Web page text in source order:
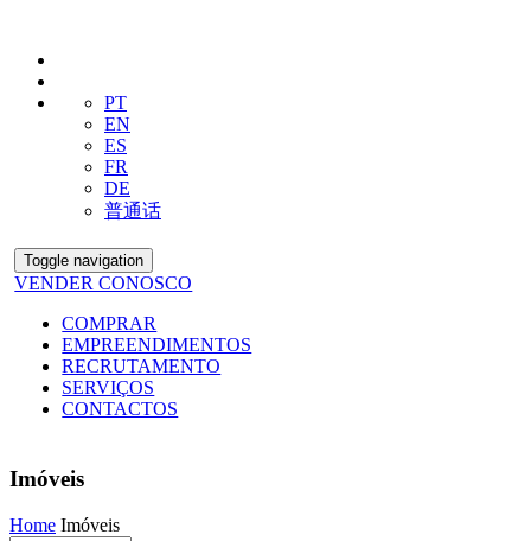
PT
EN
ES
FR
DE
普通话
Toggle navigation
VENDER CONOSCO
COMPRAR
EMPREENDIMENTOS
RECRUTAMENTO
SERVIÇOS
CONTACTOS
Imóveis
Home Imóveis